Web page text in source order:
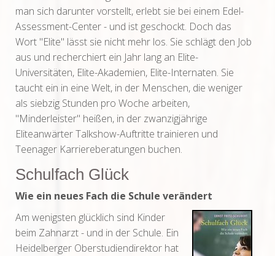
man sich darunter vorstellt, erlebt sie bei einem Edel-
Assessment-Center - und ist geschockt. Doch das
Wort "Elite" lässt sie nicht mehr los. Sie schlägt den Job
aus und recherchiert ein Jahr lang an Elite-
Universitäten, Elite-Akademien, Elite-Internaten. Sie
taucht ein in eine Welt, in der Menschen, die weniger
als siebzig Stunden pro Woche arbeiten,
"Minderleister" heißen, in der zwanzigjährige
Eliteanwärter Talkshow-Auftritte trainieren und
Teenager Karriereberatungen buchen.
Schulfach Glück
Wie ein neues Fach die Schule verändert
Am wenigsten glücklich sind Kinder
beim Zahnarzt - und in der Schule. Ein
Heidelberger Oberstudiendirektor hat